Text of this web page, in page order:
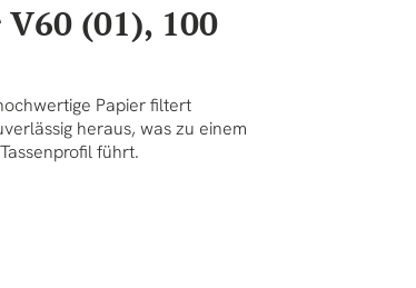
(01), 100
Papier filtert
heraus, was zu einem
führt.